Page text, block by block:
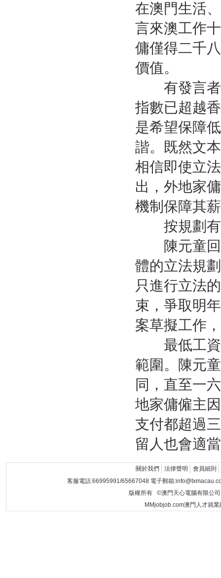
在澳門生活
言來澳工作
傭僅得二千
價值。
有發言者
指數已超越
是希望保障
諧。既然文
相信即使立
出，外地家
機制保障其
按規劃有
陳元童回
體的立法規
只進行立法
束，爭取明
案草擬工作
最低工資
範圍。陳元
同，直至一
地家傭僱主
支付都超過
留人也會適
關於我們 法律聲明
會員細則
客服電話:66995991/65667048 電子郵箱
版權所有 ©澳門天心電腦有限公
MMjobjob.com澳門人才就